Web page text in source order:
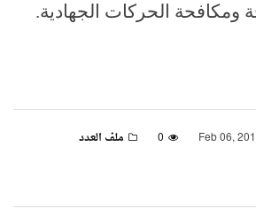
ومكافحة الحركات الجهادية.
0 ملف العدد